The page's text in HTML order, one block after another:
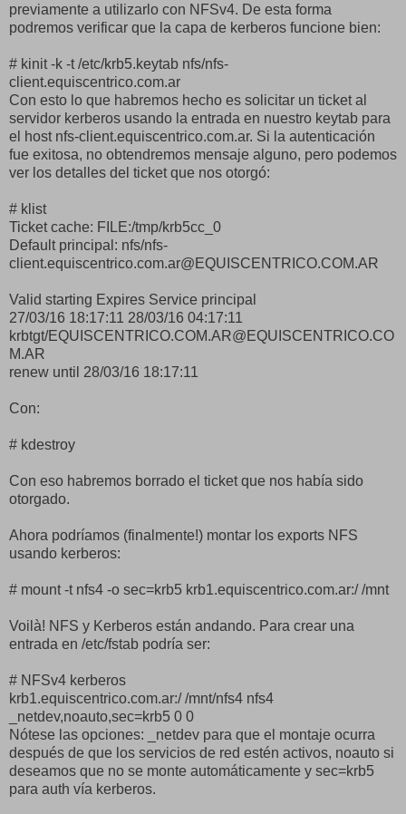
previamente a utilizarlo con NFSv4. De esta forma
podremos verificar que la capa de kerberos funcione bien:
# kinit -k -t /etc/krb5.keytab nfs/nfs-
client.equiscentrico.com.ar
Con esto lo que habremos hecho es solicitar un ticket al
servidor kerberos usando la entrada en nuestro keytab para
el host nfs-client.equiscentrico.com.ar. Si la autenticación
fue exitosa, no obtendremos mensaje alguno, pero podemos
ver los detalles del ticket que nos otorgó:
# klist
Ticket cache: FILE:/tmp/krb5cc_0
Default principal: nfs/nfs-
client.equiscentrico.com.ar@EQUISCENTRICO.COM.AR
Valid starting Expires Service principal
27/03/16 18:17:11 28/03/16 04:17:11
krbtgt/EQUISCENTRICO.COM.AR@EQUISCENTRICO.CO
M.AR
renew until 28/03/16 18:17:11
Con:
# kdestroy
Con eso habremos borrado el ticket que nos había sido
otorgado.
Ahora podríamos (finalmente!) montar los exports NFS
usando kerberos:
# mount -t nfs4 -o sec=krb5 krb1.equiscentrico.com.ar:/ /mnt
Voilà! NFS y Kerberos están andando. Para crear una
entrada en /etc/fstab podría ser:
# NFSv4 kerberos
krb1.equiscentrico.com.ar:/ /mnt/nfs4 nfs4
_netdev,noauto,sec=krb5 0 0
Nótese las opciones: _netdev para que el montaje ocurra
después de que los servicios de red estén activos, noauto si
deseamos que no se monte automáticamente y sec=krb5
para auth vía kerberos.